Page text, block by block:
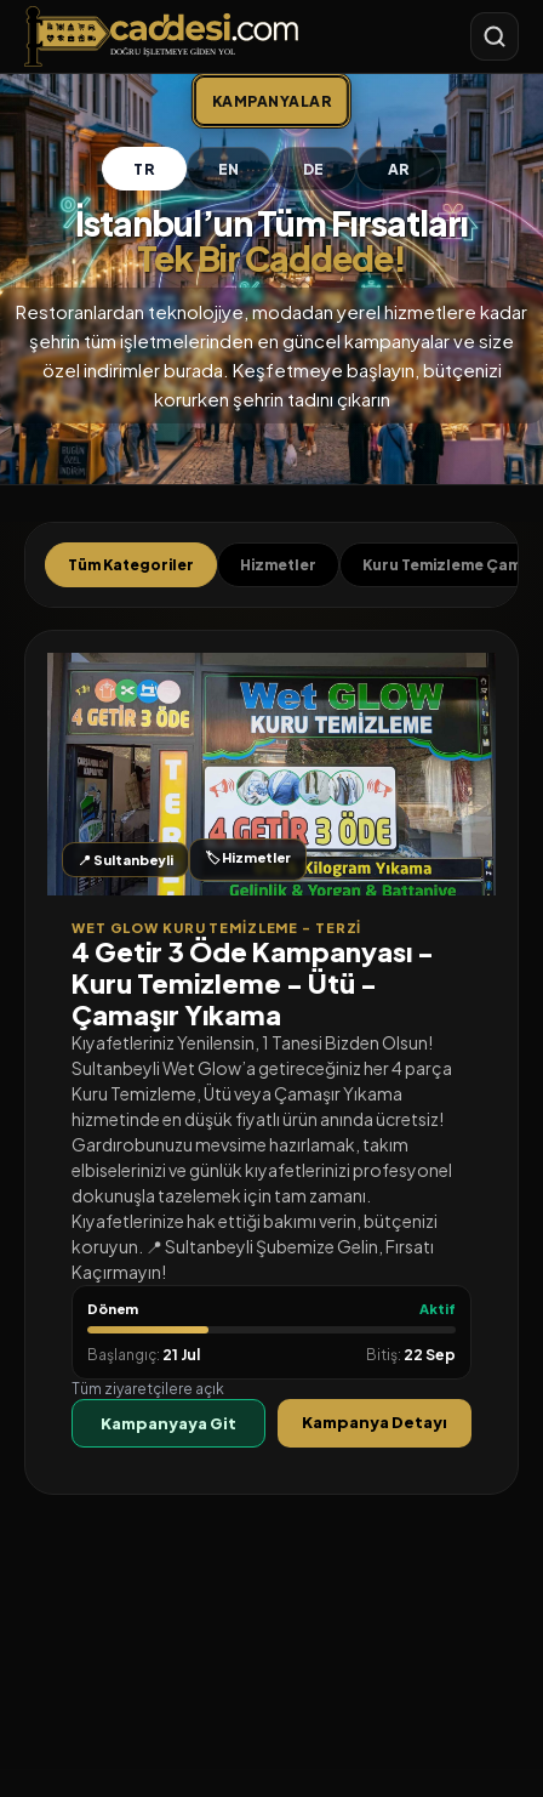
Caddesi.com
KAMPANYALAR
TR EN DE AR
İstanbul’un Tüm Fırsatları
Tek Bir Caddede!
Restoranlardan teknolojiye, modadan yerel hizmetlere kadar
şehrin tüm işletmelerinden en güncel kampanyalar ve size
özel indirimler burada. Keşfetmeye başlayın, bütçenizi
korurken şehrin tadını çıkarın
Tüm Kategoriler Hizmetler Kuru Temizleme
📍 Sultanbeyli 🏷️ Hizmetler
WET GLOW KURU TEMIZLEME - TERZI
4 Getir 3 Öde Kampanyası -
Kuru Temizleme - Ütü -
Çamaşır Yıkama
Kıyafetleriniz Yenilensin, 1 Tanesi Bizden Olsun!
Sultanbeyli Wet Glow’a getireceğiniz her 4 parça
Kuru Temizleme, Ütü veya Çamaşır Yıkama
hizmetinde en düşük fiyatlı ürün anında ücretsiz!
Gardırobunuzu mevsime hazırlamak, takım
elbiselerinizi ve günlük kıyafetlerinizi profesyonel
dokunuşla tazelemek için tam zamanı.
Kıyafetlerinize hak ettiği bakımı verin, bütçenizi
koruyun. 📍 Sultanbeyli Şubemize Gelin, Fırsatı
Kaçırmayın!
Dönem Aktif
Başlangıç: 21 Jul Bitiş: 22 Sep
Tüm ziyaretçilere açık
Kampanyaya Git Kampanya Detayı